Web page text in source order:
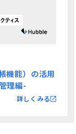
機能）の活用
理編-
詳しくみる